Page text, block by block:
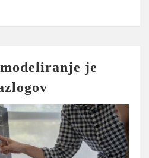
je